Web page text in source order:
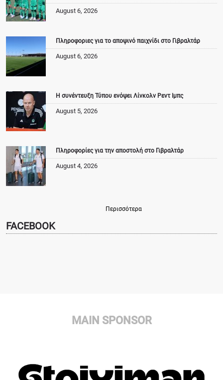
August 6, 2026
Πληροφοριες για το αποψινό παιχνίδι στο Γιβραλτάρ
August 6, 2026
Η συνέντευξη Τύπου ενόψει Λίνκολν Ρεντ Ιμπς
August 5, 2026
Πληροφορίες για την αποστολή στο Γιβραλτάρ
August 4, 2026
Περισσότερα
FACEBOOK
MAIN SPONSOR